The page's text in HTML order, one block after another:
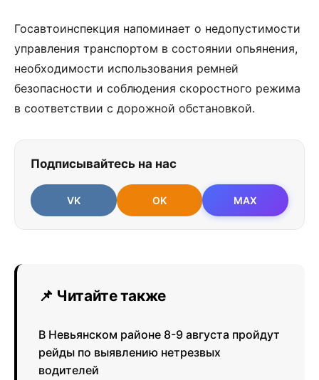
Госавтоинспекция напоминает о недопустимости
управления транспортом в состоянии опьянения,
необходимости использования ремней
безопасности и соблюдения скоростного режима
в соответствии с дорожной обстановкой.
Подписывайтесь на нас
VK OK MAX
📌 Читайте также
В Невьянском районе 8-9 августа пройдут
рейды по выявлению нетрезвых
водителей